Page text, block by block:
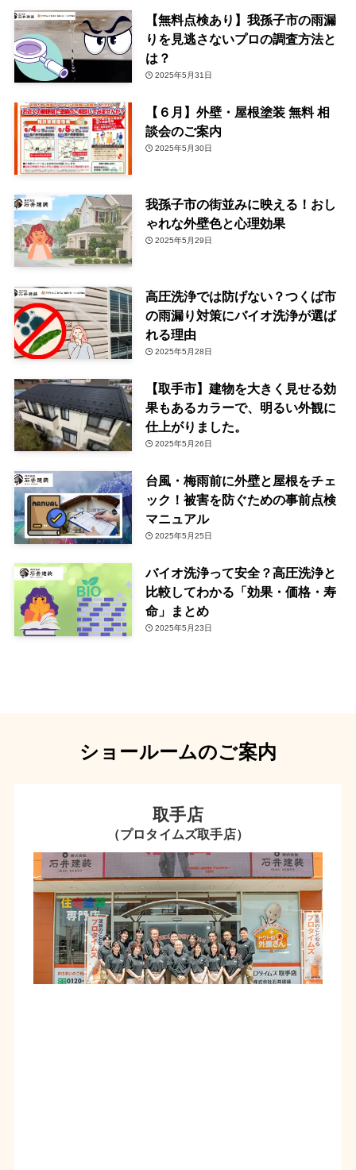
【無料点検あり】我孫子市の雨漏
りを見逃さないプロの調査方法と
は？
2025年5月31日
【６月】外壁・屋根塗装 無料 相
談会のご案内
2025年5月30日
我孫子市の街並みに映える！おし
ゃれな外壁色と心理効果
2025年5月29日
高圧洗浄では防げない？つくば市
の雨漏り対策にバイオ洗浄が選ば
れる理由
2025年5月28日
【取手市】建物を大きく見せる効
果もあるカラーで、明るい外観に
仕上がりました。
2025年5月26日
台風・梅雨前に外壁と屋根をチェ
ック！被害を防ぐための事前点検
マニュアル
2025年5月25日
バイオ洗浄って安全？高圧洗浄と
比較してわかる「効果・価格・寿
命」まとめ
2025年5月23日
ショールームのご案内
取手店
（プロタイムズ取手店）